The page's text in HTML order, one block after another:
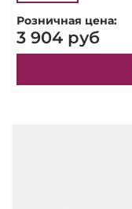
Розничная цена:
3 904 руб